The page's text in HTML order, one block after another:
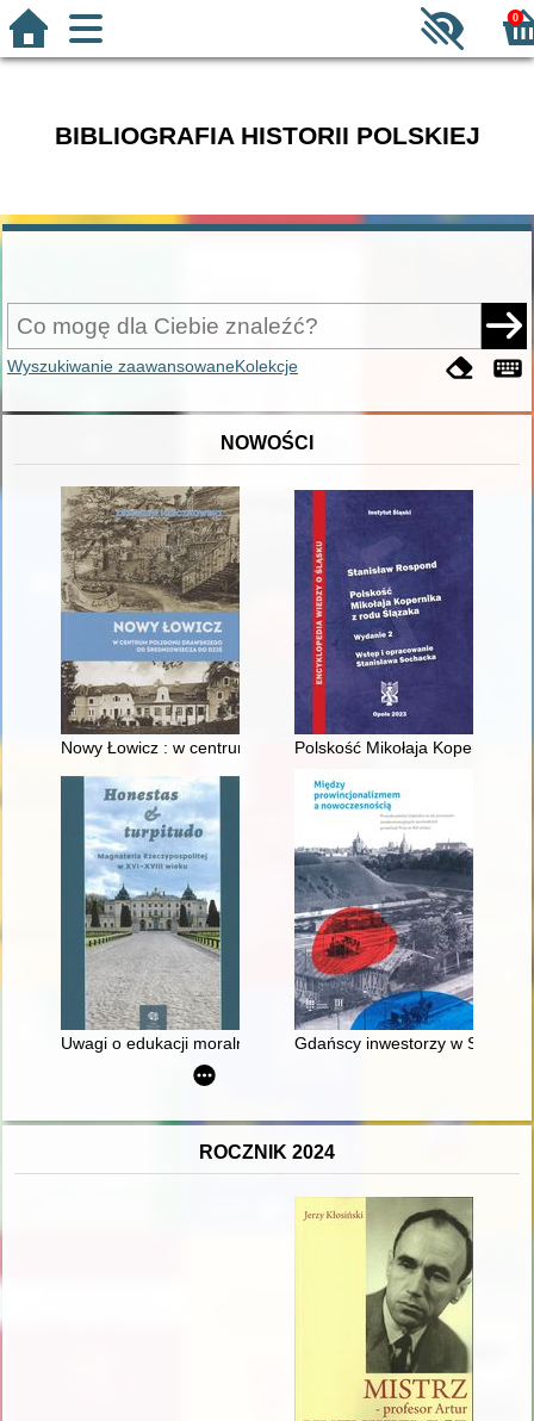
0
BIBLIOGRAFIA HISTORII POLSKIEJ
Wyszukiwanie zaawansowaneKolekcje
NOWOŚCI
Nowy Łowicz : w centrum poligonu drawskiego od
Polskość Mikołaja Kopernika z
Uwagi o edukacji moralnej synów szlacheckich w XVI-
Gdańscy inwestorzy w
ROCZNIK 2024